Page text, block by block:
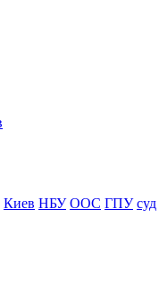
Киев НБУ ООС ГПУ суд